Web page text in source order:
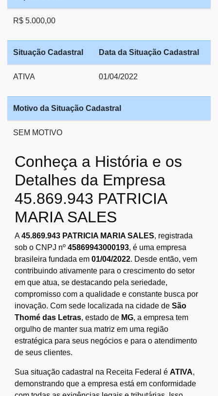
R$ 5.000,00
Situação Cadastral Data da Situação Cadastral
ATIVA 01/04/2022
Motivo da Situação Cadastral
SEM MOTIVO
Conheça a História e os
Detalhes da Empresa
45.869.943 PATRICIA
MARIA SALES
A45.869.943 PATRICIA MARIA SALES, registrada
sob o CNPJ nº 45869943000193, é uma empresa
brasileira fundada em 01/04/2022. Desde então, vem
contribuindo ativamente para o crescimento do setor
em que atua, se destacando pela seriedade,
compromisso com a qualidade e constante busca por
inovação. Com sede localizada na cidade de São
Thomé das Letras, estado de MG, a empresa tem
orgulho de manter sua matriz em uma região
estratégica para seus negócios e para o atendimento
de seus clientes.
Sua situação cadastral na Receita Federal é ATIVA,
demonstrando que a empresa está em conformidade